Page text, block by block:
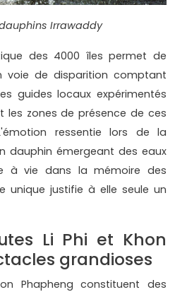
Irrawaddy
des 4000 îles permet de
voie de disparition comptant
guides locaux expérimentés
les zones de présence de ces
ressentie lors de la
dauphin émergeant des eaux
à vie dans la mémoire des
unique justifie à elle seule un
Li Phi et Khon
grandioses
Phapheng constituent des